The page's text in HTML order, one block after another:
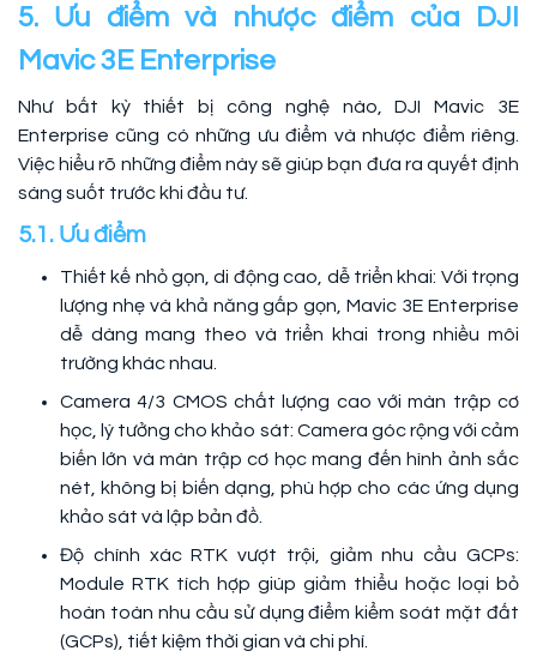
5. Ưu điểm và nhược điểm của DJI
Mavic 3E Enterprise
Như bất kỳ thiết bị công nghệ nào, DJI Mavic 3E
Enterprise cũng có những ưu điểm và nhược điểm riêng.
Việc hiểu rõ những điểm này sẽ giúp bạn đưa ra quyết định
sáng suốt trước khi đầu tư.
5.1. Ưu điểm
Thiết kế nhỏ gọn, di động cao, dễ triển khai: Với trọng
lượng nhẹ và khả năng gấp gọn, Mavic 3E Enterprise
dễ dàng mang theo và triển khai trong nhiều môi
trường khác nhau.
Camera 4/3 CMOS chất lượng cao với màn trập cơ
học, lý tưởng cho khảo sát: Camera góc rộng với cảm
biến lớn và màn trập cơ học mang đến hình ảnh sắc
nét, không bị biến dạng, phù hợp cho các ứng dụng
khảo sát và lập bản đồ.
Độ chính xác RTK vượt trội, giảm nhu cầu GCPs:
Module RTK tích hợp giúp giảm thiểu hoặc loại bỏ
hoàn toàn nhu cầu sử dụng điểm kiểm soát mặt đất
(GCPs), tiết kiệm thời gian và chi phí.